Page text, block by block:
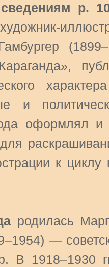
р.
и
оформлял и
к циклу
родилась
—
В 1918–1930